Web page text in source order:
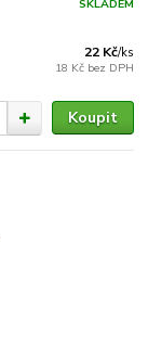
22 Kč/ks
18 Kč bez DPH
SKLADEM
Koupit